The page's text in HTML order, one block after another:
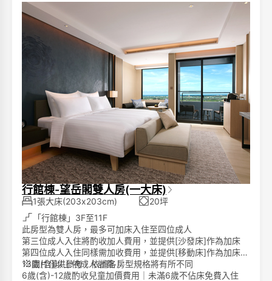
圖片僅供參考，依據各房型規格將有所不同
**寒沐酒店分為「酒店棟」與「行館棟」，兩棟之間隔著一
條小馬路。**
**請您留意預訂時所選擇的棟別。**
行館棟-望岳閣雙人房(一大床)
1張大床(203x203cm)
20坪
「行館棟」3F至11F
此房型為雙人房，最多可加床入住至四位成人
第三位成人入住將酌收加人費用，並提供[沙發床]作為加床
第四位成人入住同樣需加收費用，並提供[移動床]作為加床
13歲(含)以上依成人計費｜
6歲(含)-12歲酌收兒童加價費用｜未滿6歲不佔床免費入住
※圖片僅供參考，依據各房型規格將有所不同